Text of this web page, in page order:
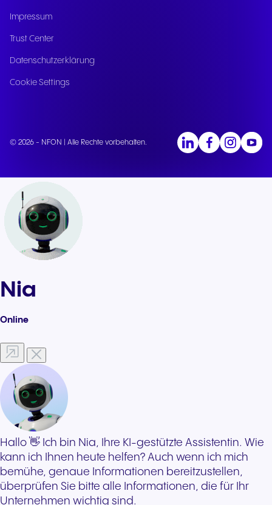
Impressum
Trust Center
Datenschutzerklärung
Cookie Settings
© 2026 - NFON | Alle Rechte vorbehalten.